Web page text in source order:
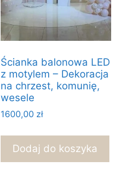
Ścianka balonowa LED
z motylem – Dekoracja
na chrzest, komunię,
wesele
1600,00 zł
Dodaj do koszyka